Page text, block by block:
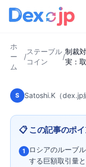
ホ
ー
ム
/
ステーブル
コイン
/
制裁
実：
制裁対象ロ
説
S Satoshi.K（dex.jp
📋 この記事のポイ
1
ロシアのルーブ
する巨額取引量